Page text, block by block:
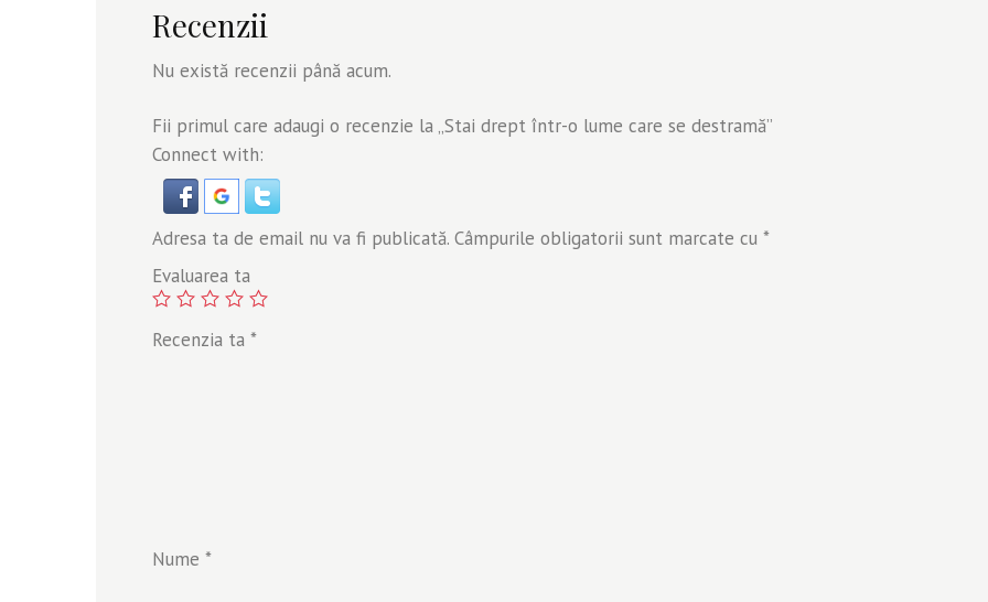
Recenzii
Nu există recenzii până acum.
Fii primul care adaugi o recenzie la „Stai drept într-o lume care se destramă”
Connect with:
Adresa ta de email nu va fi publicată. Câmpurile obligatorii sunt marcate cu *
Evaluarea ta
Recenzia ta *
Nume *